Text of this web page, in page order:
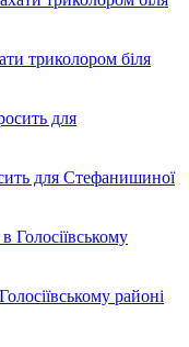
триколором біля
для Стефанишиної
районі